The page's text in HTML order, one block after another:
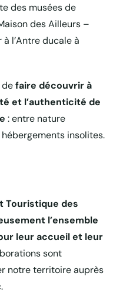
des musées de
des Ailleurs –
l’Antre ducale à
defaire découvrir à
et l’authenticité de
: entre nature
insolites.
Touristique des
l’ensemble
leur accueil et leur
sont
notre territoire auprès